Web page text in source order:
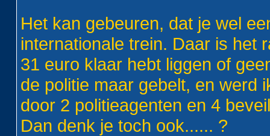
Het kan gebeuren, dat je wel
internationale trein. Daar is het
31 euro klaar hebt liggen of
de politie maar gebelt, en werd
door 2 politieagenten en 4
Dan denk je toch ook...... ?